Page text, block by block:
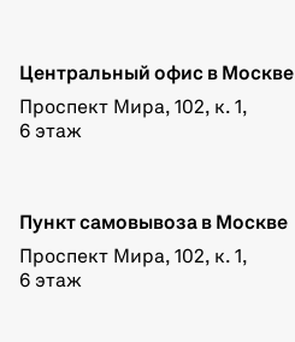
Центральный офис в Москве
Проспект Мира, 102, к. 1,
6 этаж
Пункт самовывоза в Москве
Проспект Мира, 102, к. 1,
6 этаж